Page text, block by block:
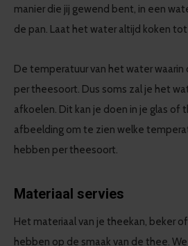
manier die jij gewend bent, in een
de pan. Laat het water altijd koken tot
De temperatuur van het water
per theesoort. Dus soms zal je het
afkoelen. Dit kan je doen in je glas of
afbeelding om te zien welke
hebben per theesoort.
Materiaal servies
Het materiaal van je theekan, beker of
hebben op de smaak van de thee.